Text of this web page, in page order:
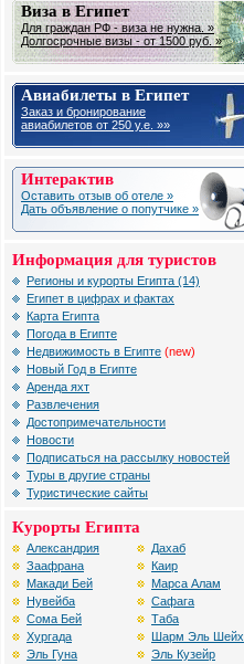
Виза в Египет
Для граждан РФ - виза не нужна. »
Долгосрочные визы - от 1500 руб. »
Авиабилеты в Египет
Заказ и бронирование
авиабилетов от 250 у.е. »»
Интерактив
Оставить отзыв об отеле »
Дать объявление о попутчике »
Информация для туристов
Регионы и курорты Египта (14)
Египет в цифрах и фактах
Карта Египта
Погода в Египте
Недвижимость в Египте (new)
Новый Год в Египте
Аренда яхт
Развлечения
Достопримечательности
Новости
Подписаться на рассылку новостей
Туры в другие страны
Туристические сайты
Курорты Египта
Александрия
Заафрана
Макади Бей
Нувейба
Сома Бей
Хургада
Эль Гуна
Дахаб
Каир
Марса Алам
Сафага
Таба
Шарм Эль Шейх
Эль Кузейр